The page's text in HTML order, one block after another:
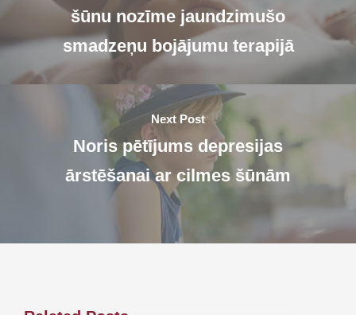
šūnu nozīme jaundzimušo
smadzeņu bojājumu terapijā
Next Post
Noris pētījums depresijas
ārstēšanai ar cilmes šūnām